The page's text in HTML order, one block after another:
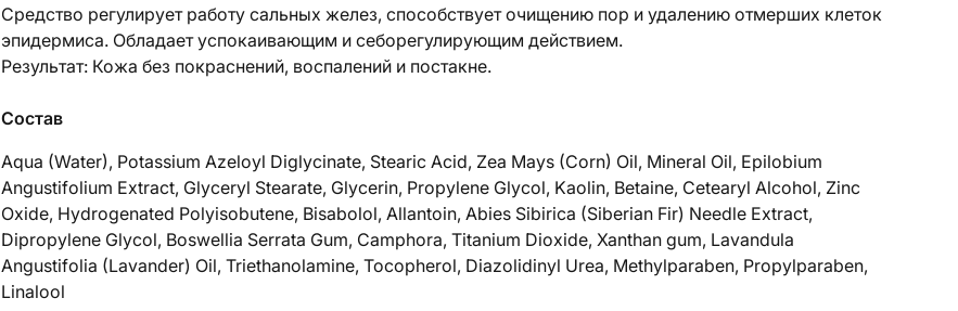
Средство регулирует работу сальных желез, способствует очищению пор и удалению отмерших клеток
эпидермиса. Обладает успокаивающим и себорегулирующим действием.
Результат: Кожа без покраснений, воспалений и постакне.
Состав
Aqua (Water), Potassium Azeloyl Diglycinate, Steariс Acid, Zea Mays (Corn) Oil, Mineral Oil, Epilobium
Angustifolium Extract, Glyceryl Stearate, Glycerin, Propylene Glycol, Kaolin, Betaine, Cetearyl Alcohol, Zinc
Oxide, Hydrogenated Polyisobutene, Bisabolol, Allantoin, Abies Sibirica (Siberian Fir) Needle Extract,
Dipropylene Glycol, Boswellia Serrata Gum, Camphora, Titanium Dioxide, Xanthan gum, Lavandula
Angustifolia (Lavander) Oil, Triethanolamine, Tocopherol, Diazolidinyl Urea, Methylparaben, Propylparaben,
Linalool